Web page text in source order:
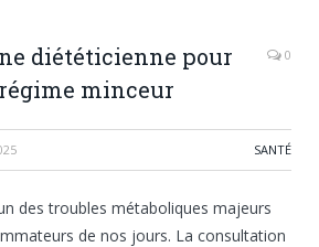
diététicienne pour
minceur
0
SANTÉ
des troubles métaboliques majeurs
de nos jours. La consultation